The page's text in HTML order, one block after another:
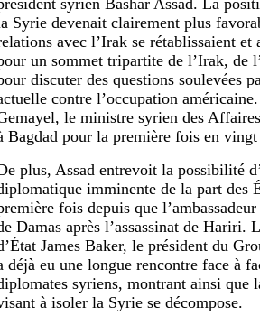
Syrie devenait clairement plus
avec l’Irak se rétablissaient et
un sommet tripartite de l’Irak, de
discuter des questions soulevées
contre l’occupation
le ministre syrien des
Bagdad pour la première fois en vingt
plus, Assad entrevoit la possibilité
imminente de la part des
fois depuis que
Damas après l’assassinat de Hariri.
James Baker, le président du
déjà eu une longue rencontre face à
syriens, montrant ainsi que
à isoler la Syrie se décompose.